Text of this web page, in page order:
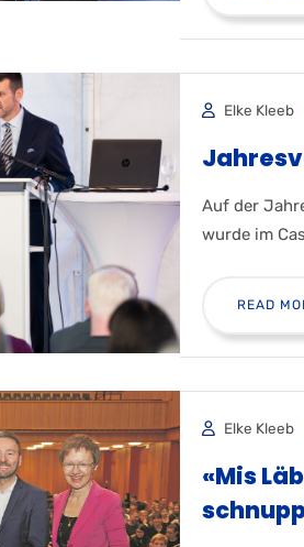
Elke Kleeb
Auf der
wurde im
READ
Elke Kleeb
«Mis